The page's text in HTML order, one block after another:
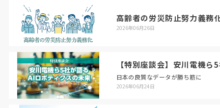
高齢者の労災防止努力義
2026年06月26日
【特別座談会】安川電機
日本の良質なデータが勝ち筋に
2026年06月24日